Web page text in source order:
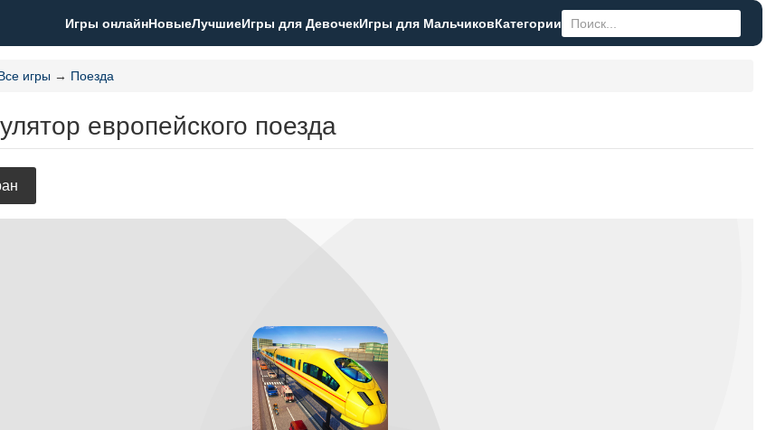
Игры онлайнНовыеЛучшиеИгры для ДевочекИгры для МальчиковКатегории
игры → Поезда
европейского поезда